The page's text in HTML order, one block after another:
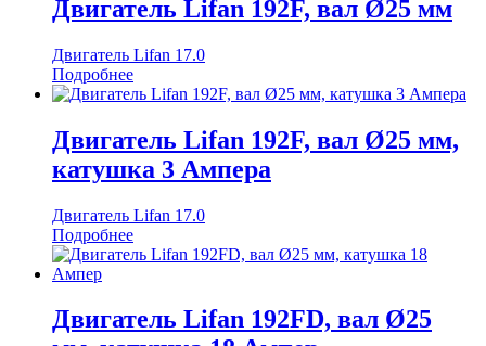
Двигатель Lifan 192F, вал Ø25 мм
Двигатель Lifan 17.0
Подробнее
Двигатель Lifan 192F, вал Ø25 мм,
катушка 3 Ампера
Двигатель Lifan 17.0
Подробнее
Двигатель Lifan 192FD, вал Ø25